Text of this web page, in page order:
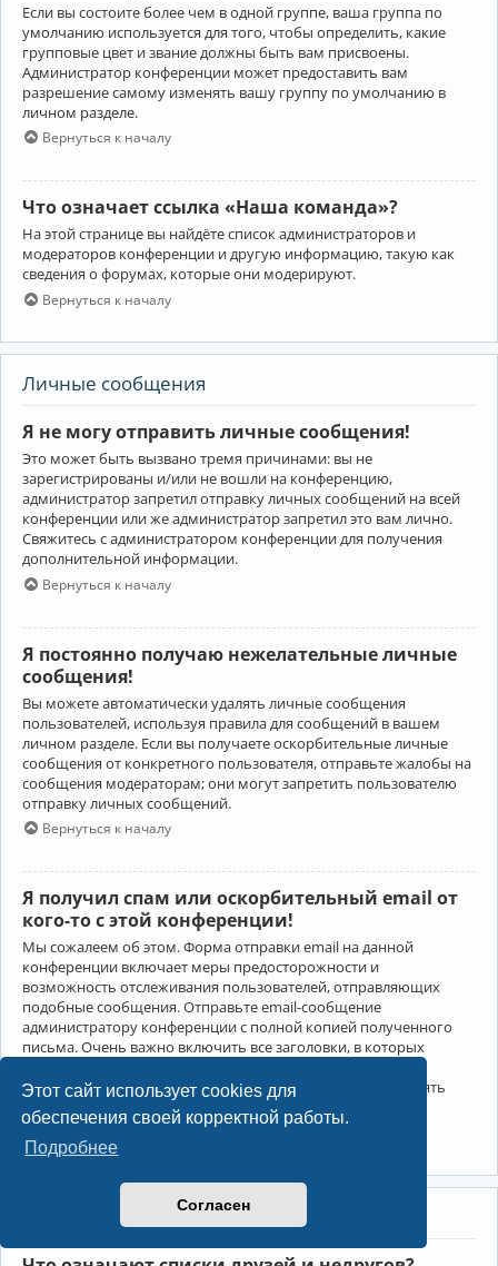
Этот сайт использует cookies для
обеспечения своей корректной работы.
Подробнее
Согласен
Если вы состоите более чем в одной группе, ваша группа по
умолчанию используется для того, чтобы определить, какие
групповые цвет и звание должны быть вам присвоены.
Администратор конференции может предоставить вам
разрешение самому изменять вашу группу по умолчанию в
личном разделе.
Вернуться к началу
Что означает ссылка «Наша команда»?
На этой странице вы найдёте список администраторов и
модераторов конференции и другую информацию, такую как
сведения о форумах, которые они модерируют.
Вернуться к началу
Личные сообщения
Я не могу отправить личные сообщения!
Это может быть вызвано тремя причинами: вы не
зарегистрированы и/или не вошли на конференцию,
администратор запретил отправку личных сообщений на всей
конференции или же администратор запретил это вам лично.
Свяжитесь с администратором конференции для получения
дополнительной информации.
Вернуться к началу
Я постоянно получаю нежелательные личные
сообщения!
Вы можете автоматически удалять личные сообщения
пользователей, используя правила для сообщений в вашем
личном разделе. Если вы получаете оскорбительные личные
сообщения от конкретного пользователя, отправьте жалобы на
сообщения модераторам; они могут запретить пользователю
отправку личных сообщений.
Вернуться к началу
Я получил спам или оскорбительный email от
кого-то с этой конференции!
Мы сожалеем об этом. Форма отправки email на данной
конференции включает меры предосторожности и
возможность отслеживания пользователей, отправляющих
подобные сообщения. Отправьте email-сообщение
администратору конференции с полной копией полученного
письма. Очень важно включить все заголовки, в которых
Администратор конференции сможет в этом случае принять
меры.
Друзья и недруги